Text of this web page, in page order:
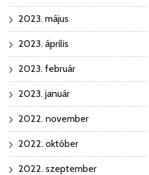
2023. május
2023. április
2023. február
2023. január
2022. november
2022. október
2022. szeptember